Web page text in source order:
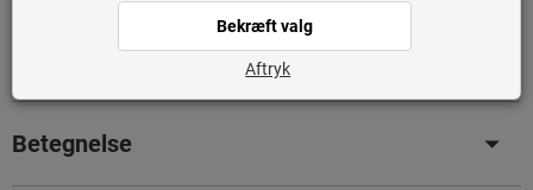
Produktdetaljer
Betegnelse